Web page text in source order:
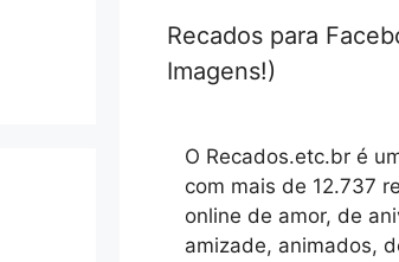
Recados para
Imagens!)
O Recados.etc.br é
com mais de 12.737
online de amor, de
amizade, animados,